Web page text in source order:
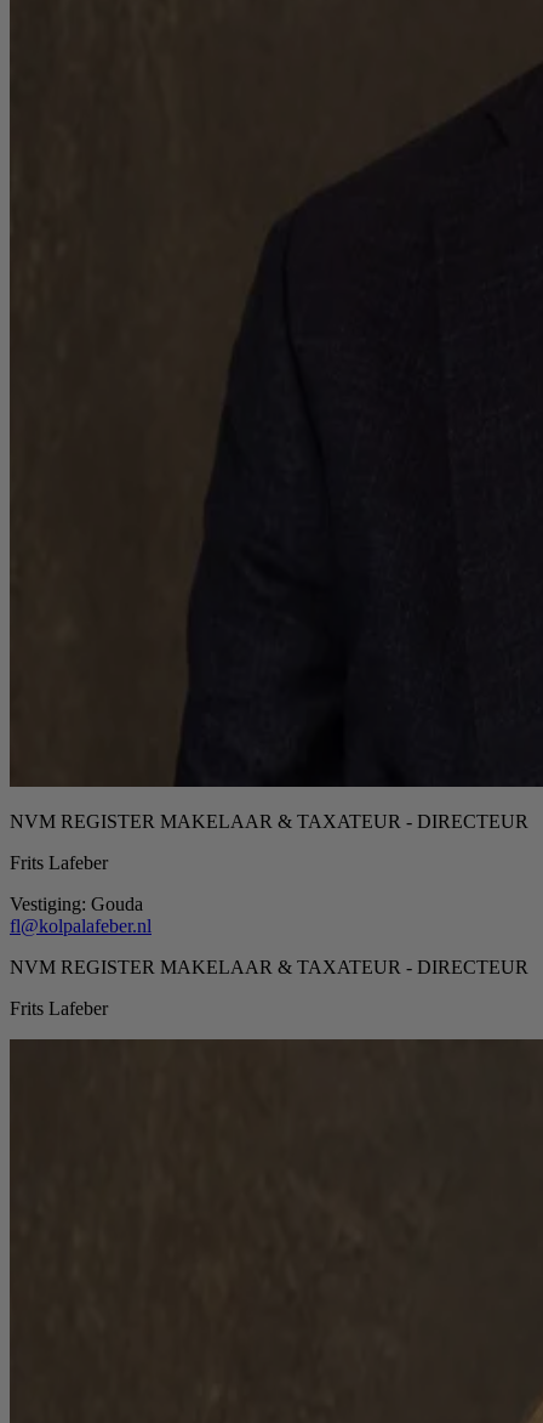
NVM REGISTER MAKELAAR & TAXATEUR - DIRECTEUR
Frits Lafeber
Vestiging: Gouda
fl@kolpalafeber.nl
NVM REGISTER MAKELAAR & TAXATEUR - DIRECTEUR
Frits Lafeber